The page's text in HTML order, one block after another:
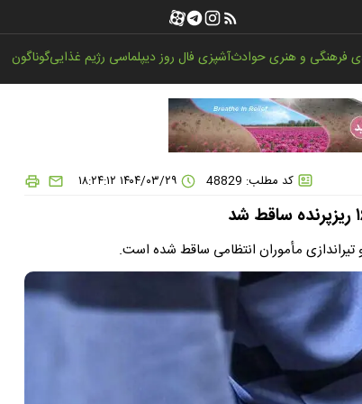
فرهنگی و هنریحوادثآشپزیفال روزدیپلماسی رژیم غذاییگوناگون
کد مطلب: 48829